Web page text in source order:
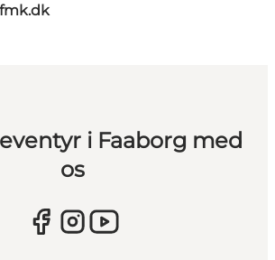
i Faaborg med
os